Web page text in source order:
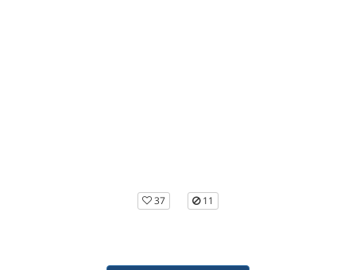
37 11